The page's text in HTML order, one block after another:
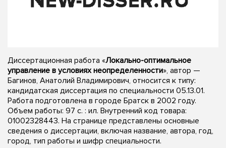
Диссертационная работа «Локально-оптимальное
управление в условиях неопределенности», автор —
Багинов, Анатолий Владимирович, относится к типу:
кандидатская диссертация по специальности 05.13.01.
Работа подготовлена в городе Братск в 2002 году.
Объем работы: 97 с. : ил. Внутренний код товара:
01002328443. На странице представлены основные
сведения о диссертации, включая название, автора, год,
город, тип работы и шифр специальности.